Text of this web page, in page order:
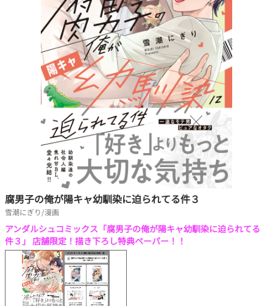
腐男子の俺が陽キャ幼馴染に迫られてる件３
雪潮にぎり/漫画
アンダルシュコミックス「腐男子の俺が陽キャ幼馴染に迫られてる
件３」 店舗限定！描き下ろし特典ペーパー！！